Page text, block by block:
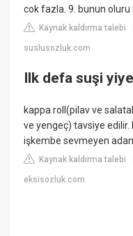
cok fazla. 9. bunun
Kaynak kaldırma talebi
suslusozluk.com
Ilk defa suşi
kappa roll(pilav ve
ve yengeç) tavsiye
işkembe sevmeyen
Kaynak kaldırma talebi
eksisozluk.com